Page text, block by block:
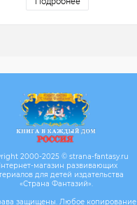
2000-2025 © strana-fantasy.ru
магазин развивающих
для детей издательства
«Страна Фантазий».
защищены. Любое копирование